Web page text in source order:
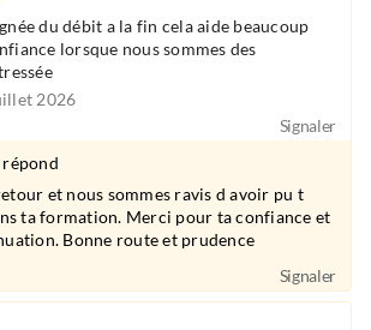
du débit a la fin cela aide beaucoup
lorsque nous sommes des
2026
Signaler
répond
et nous sommes ravis d avoir pu t
ta formation. Merci pour ta confiance et
Bonne route et prudence
Signaler